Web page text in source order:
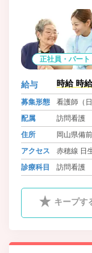
正社員・パート
給与 時給 時
募集形態
看護師（
配属
訪問看護
住所
岡山県備
アクセス
赤穂線 日
バス 備前
診療科目 訪問看護
キープす